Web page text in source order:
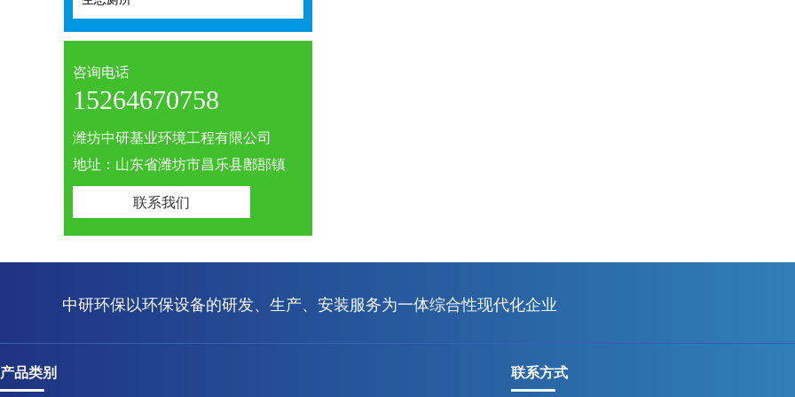
咨询电话
15264670758
潍坊中研基业环境工程有限公司
地址：山东省潍坊市昌乐县鄌郚镇
联系我们
中研环保以环保设备的研发、生产、安装服务为一体综合性现代化企业
产品类别 联系方式